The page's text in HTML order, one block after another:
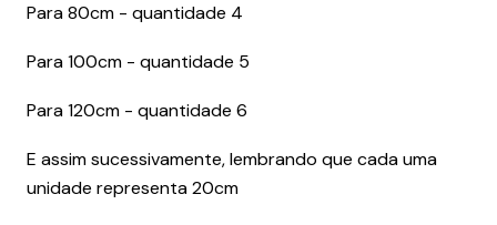
Para 80cm - quantidade 4
Para 100cm - quantidade 5
Para 120cm - quantidade 6
E assim sucessivamente, lembrando que cada uma
unidade representa 20cm